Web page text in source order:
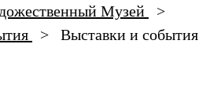
Музей
>
> Выставки и события